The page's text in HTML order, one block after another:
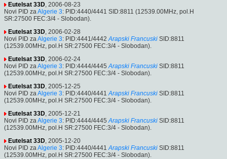
Eutelsat 33D , 2006-08-23
Novi PID za Algerie 3: PID:4440/4441 SID:8811 (12539.00MHz, pol.H
SR:27500 FEC:3/4 - Slobodan).
Eutelsat 33D , 2006-02-28
Novi PID za Algerie 3: PID:4441/4442 Arapski Francuski SID:8811
(12539.00MHz, pol.H SR:27500 FEC:3/4 - Slobodan).
Eutelsat 33D , 2006-02-24
Novi PID za Algerie 3: PID:4444/4445 Arapski Francuski SID:8811
(12539.00MHz, pol.H SR:27500 FEC:3/4 - Slobodan).
Eutelsat 33D , 2005-12-25
Novi PID za Algerie 3: PID:4440/4441 Arapski Francuski SID:8811
(12539.00MHz, pol.H SR:27500 FEC:3/4 - Slobodan).
Eutelsat 33D , 2005-12-21
Novi PID za Algerie 3: PID:4444/4445 Arapski Francuski SID:8811
(12539.00MHz, pol.H SR:27500 FEC:3/4 - Slobodan).
Eutelsat 33D , 2005-12-20
Novi PID za Algerie 3: PID:4440/4441 Arapski Francuski SID:8811
(12539.00MHz, pol.H SR:27500 FEC:3/4 - Slobodan).